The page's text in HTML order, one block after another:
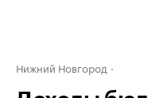
Нижний Новгород